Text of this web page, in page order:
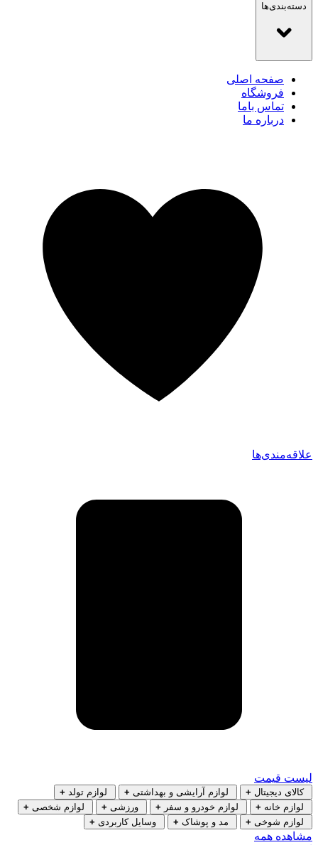
دسته‌بندی‌ها
صفحه اصلی
فروشگاه
تماس باما
درباره ما
علاقه‌مندی‌ها
لیست قیمت
کالای دیجیتال + لوازم آرایشی و بهداشتی + لوازم تولد +
لوازم خانه + لوازم خودرو و سفر + ورزشی + لوازم شخصی +
لوازم شوخی + مد و پوشاک + وسایل کاربردی +
مشاهده همه